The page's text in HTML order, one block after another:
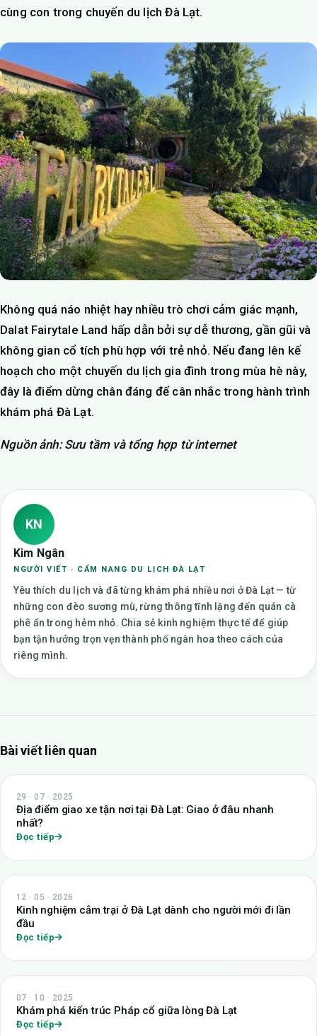
cùng con trong chuyến du lịch Đà Lạt.
Không quá náo nhiệt hay nhiều trò chơi cảm giác mạnh,
Dalat Fairytale Land hấp dẫn bởi sự dễ thương, gần gũi và
không gian cổ tích phù hợp với trẻ nhỏ. Nếu đang lên kế
hoạch cho một chuyến du lịch gia đình trong mùa hè này,
đây là điểm dừng chân đáng để cân nhắc trong hành trình
khám phá Đà Lạt.
Nguồn ảnh: Sưu tầm và tổng hợp từ internet
KN
Kim Ngân
NGƯỜI VIẾT · CẨM NANG DU LỊCH ĐÀ LẠT
Yêu thích du lịch và đã từng khám phá nhiều nơi ở Đà Lạt — từ
những con đèo sương mù, rừng thông tĩnh lặng đến quán cà
phê ẩn trong hẻm nhỏ. Chia sẻ kinh nghiệm thực tế để giúp
bạn tận hưởng trọn vẹn thành phố ngàn hoa theo cách của
riêng mình.
Bài viết liên quan
29 · 07 · 2025
Địa điểm giao xe tận nơi tại Đà Lạt: Giao ở đâu nhanh
nhất?
Đọc tiếp
12 · 05 · 2026
Kinh nghiệm cắm trại ở Đà Lạt dành cho người mới đi lần
đầu
Đọc tiếp
07 · 10 · 2025
Khám phá kiến trúc Pháp cổ giữa lòng Đà Lạt
Đọc tiếp